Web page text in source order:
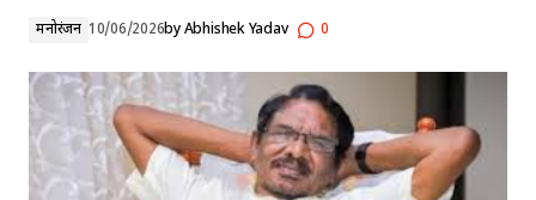
मनोरंजन 10/06/2026byAbhishek Yadav 0